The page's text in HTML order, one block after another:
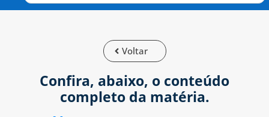
Voltar
Confira, abaixo, o conteúdo
completo da matéria.